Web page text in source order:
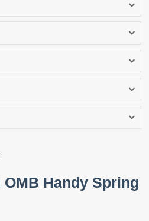
Handy Spring